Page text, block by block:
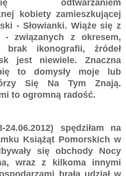
odtwarzaniem
kobiety zamieszkującej
- Słowianki. Wiąże się z
związanych z okresem,
ikonografii, źródeł
jest niewiele. Znaczna
to domysły moje lub
Się Na Tym Znają.
to ogromną radość.
spędziłam na
Książąt Pomorskich w
się obchody Nocy
wraz z kilkoma innymi
brała udział w